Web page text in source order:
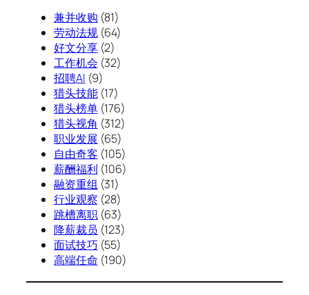
兼并收购 (81)
劳动法规(64)
好文分享(2)
工作机会 (32)
招聘AI (9)
猎头技能(17)
猎头榜单(176)
猎头视角 (312)
职业发展 (65)
自由奇客 (105)
薪酬福利 (106)
融资重组 (31)
行业观察 (28)
跳槽离职(63)
降薪裁员 (123)
面试技巧 (55)
高端任命 (190)